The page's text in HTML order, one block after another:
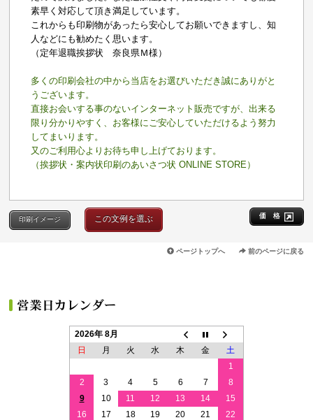
素早く対応して頂き満足しています。
これからも印刷物があったら安心してお願いできますし、知
人などにも勧めたく思います。
（定年退職挨拶状 奈良県Ｍ様）
多くの印刷会社の中から当店をお選びいただき誠にありがと
うございます。
直接お会いする事のないインターネット販売ですが、出来る
限り分かりやすく、お客様にご安心していただけるよう努力
してまいります。
又のご利用心よりお待ち申し上げております。
（挨拶状・案内状印刷のあいさつ状 ONLINE STORE）
価 格
印刷イメージ この文例を選ぶ
ページトップへ 前のページに戻る
2026年 8月
日
月 火 水 木 金
土
1
2
3 4 5 6 7
8
9
10 11 12 13 14
15
16
17 18 19 20 21
22